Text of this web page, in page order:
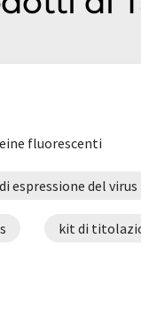
fluorescenti
espressione del virus
kit di